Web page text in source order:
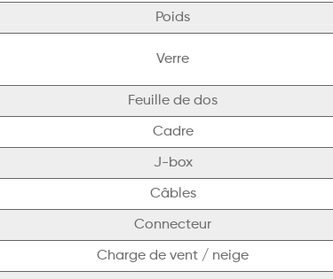
Poids
Verre
Feuille de dos
Cadre
J-box
Câbles
Connecteur
Charge de vent / neige